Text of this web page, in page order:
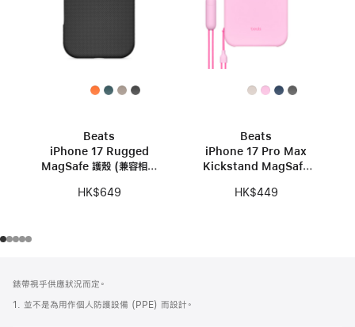
Beats
iPhone 17 Rugged
MagSafe 護殼 (兼容相機
HK$649
Beats
iPhone 17 Pro Max
Kickstand MagSafe
- 鵝卵石粉色
HK$449
腳
腳
錶帶視乎供應狀況而定。
1. 並不是為用作個人防護設備 (PPE) 而設計。